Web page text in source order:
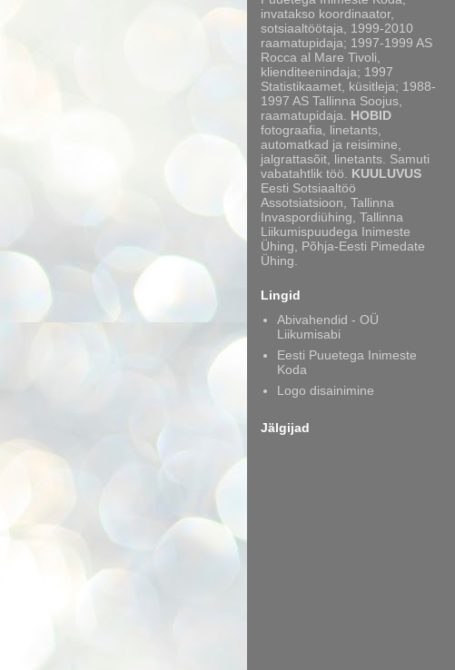
invatakso koordinaator,
sotsiaaltöötaja, 1999-2010
raamatupidaja; 1997-1999 AS
Rocca al Mare Tivoli,
klienditeenindaja; 1997
Statistikaamet, küsitleja; 1988-
1997 AS Tallinna Soojus,
raamatupidaja. HOBID
fotograafia, linetants,
automatkad ja reisimine,
jalgrattasõit, linetants. Samuti
vabatahtlik töö. KUULUVUS
Eesti Sotsiaaltöö
Assotsiatsioon, Tallinna
Invaspordiühing, Tallinna
Liikumispuudega Inimeste
Ühing, Põhja-Eesti Pimedate
Ühing.
Lingid
Abivahendid - OÜ
Liikumisabi
Eesti Puuetega Inimeste
Koda
Logo disainimine
Jälgijad